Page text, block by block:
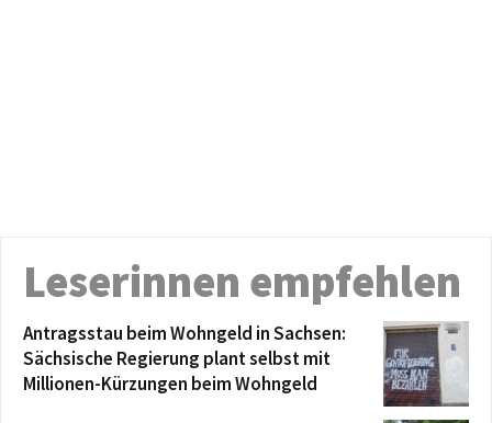
Leserinnen empfehlen
Antragsstau beim Wohngeld in Sachsen:
Sächsische Regierung plant selbst mit
Millionen-Kürzungen beim Wohngeld